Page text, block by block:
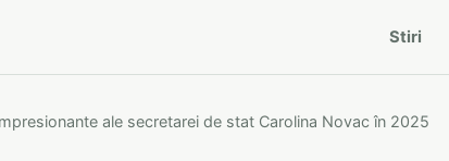
Stiri
ale secretarei de stat Carolina Novac în 2025